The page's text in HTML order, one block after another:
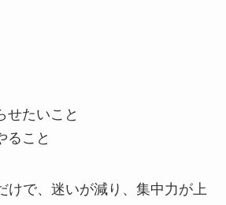
せたいこと
ること
けで、迷いが減り、集中力が上